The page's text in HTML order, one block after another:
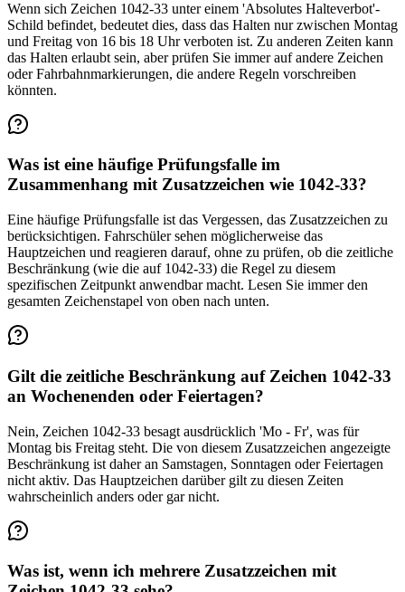
Wenn sich Zeichen 1042-33 unter einem 'Absolutes Halteverbot'-
Schild befindet, bedeutet dies, dass das Halten nur zwischen Montag
und Freitag von 16 bis 18 Uhr verboten ist. Zu anderen Zeiten kann
das Halten erlaubt sein, aber prüfen Sie immer auf andere Zeichen
oder Fahrbahnmarkierungen, die andere Regeln vorschreiben
könnten.
Was ist eine häufige Prüfungsfalle im
Zusammenhang mit Zusatzzeichen wie 1042-33?
Eine häufige Prüfungsfalle ist das Vergessen, das Zusatzzeichen zu
berücksichtigen. Fahrschüler sehen möglicherweise das
Hauptzeichen und reagieren darauf, ohne zu prüfen, ob die zeitliche
Beschränkung (wie die auf 1042-33) die Regel zu diesem
spezifischen Zeitpunkt anwendbar macht. Lesen Sie immer den
gesamten Zeichenstapel von oben nach unten.
Gilt die zeitliche Beschränkung auf Zeichen 1042-33
an Wochenenden oder Feiertagen?
Nein, Zeichen 1042-33 besagt ausdrücklich 'Mo - Fr', was für
Montag bis Freitag steht. Die von diesem Zusatzzeichen angezeigte
Beschränkung ist daher an Samstagen, Sonntagen oder Feiertagen
nicht aktiv. Das Hauptzeichen darüber gilt zu diesen Zeiten
wahrscheinlich anders oder gar nicht.
Was ist, wenn ich mehrere Zusatzzeichen mit